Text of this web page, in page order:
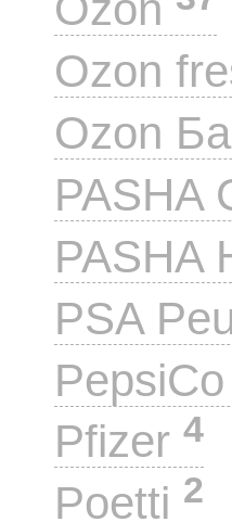
Ozon
Ozon
PASHA
PASHA
PSA
PepsiCo
Pfizer 4
Poetti 2